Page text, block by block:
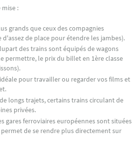
:
grands que ceux des compagnies
d'assez de place pour étendre les jambes).
des trains sont équipés de wagons
permettre, le prix du billet en 1ère classe
idéale pour travailler ou regarder vos films et
longs trajets, certains trains circulant de
privées.
gares ferroviaires européennes sont situées
de se rendre plus directement sur